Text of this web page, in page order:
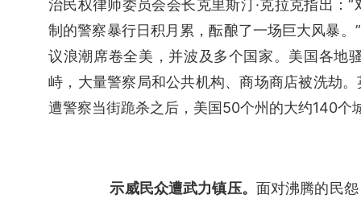
治民权律师委员会会长克里斯汀·克拉克指出：
制的警察暴行日积月累，酝酿了一场巨大风暴
议浪潮席卷全美，并波及多个国家。美国各地
峙，大量警察局和公共机构、商场商店被洗劫
遭警察当街跪杀之后，美国50个州的大约140个
示威民众遭武力镇压。 面对沸腾的民